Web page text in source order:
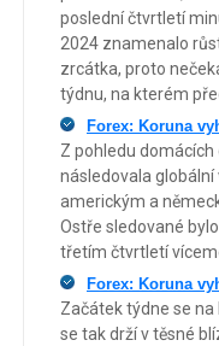
poslední čtvrtletí
2024 znamenalo
zrcátka, proto
týdnu, na kterém
Forex: Koruna
Z pohledu
následovala
americkým a
Ostře sledované
třetím čtvrtletí
Forex: Koruna
Začátek týdne se
se tak drží v těsné